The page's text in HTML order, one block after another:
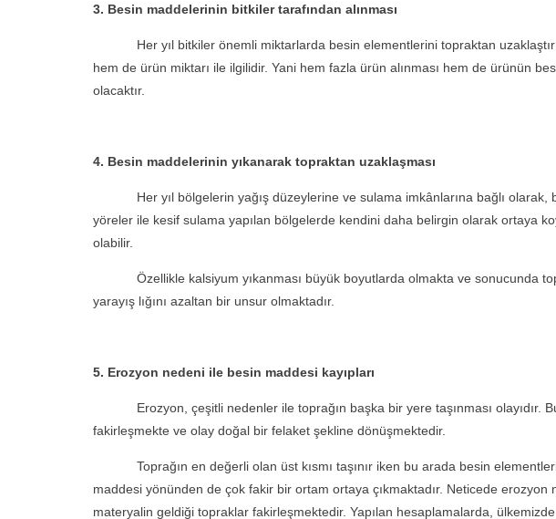
3. Besin maddelerinin bitkiler tarafından alınması
Her yıl bitkiler önemli miktarlarda besin elementlerini topraktan
hem de ürün miktarı ile ilgilidir. Yani hem fazla ürün alınması hem de ürünün
olacaktır.
4. Besin maddelerinin yıkanarak topraktan uzaklaşması
Her yıl bölgelerin yağış düzeylerine ve sulama imkânlarına bağlı olarak,
yöreler ile kesif sulama yapılan bölgelerde kendini daha belirgin olarak ortaya
olabilir.
Özellikle kalsiyum yıkanması büyük boyutlarda olmakta ve sonucunda
yarayış lığını azaltan bir unsur olmaktadır.
5. Erozyon nedeni ile besin maddesi kayıpları
Erozyon, çeşitli nedenler ile toprağın başka bir yere taşınması olayıdır. Bu
fakirleşmekte ve olay doğal bir felaket şekline dönüşmektedir.
Toprağın en değerli olan üst kısmı taşınır iken bu arada besin elementleri
maddesi yönünden de çok fakir bir ortam ortaya çıkmaktadır. Neticede
materyalin geldiği topraklar fakirleşmektedir. Yapılan hesaplamalarda,